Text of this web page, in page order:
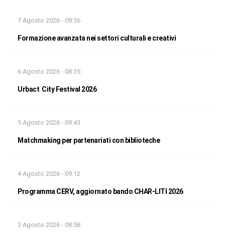
7 Agosto 2026 - 09:36
Formazione avanzata nei settori culturali e creativi
6 Agosto 2026 - 08:35
Urbact City Festival 2026
5 Agosto 2026 - 09:43
Matchmaking per partenariati con biblioteche
4 Agosto 2026 - 09:12
Programma CERV, aggiornato bando CHAR-LITI 2026
3 Agosto 2026 - 08:58